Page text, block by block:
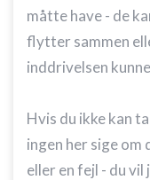
måtte have - de
flytter sammen
inddrivelsen
Hvis du ikke kan
ingen her sige
eller en fejl - du